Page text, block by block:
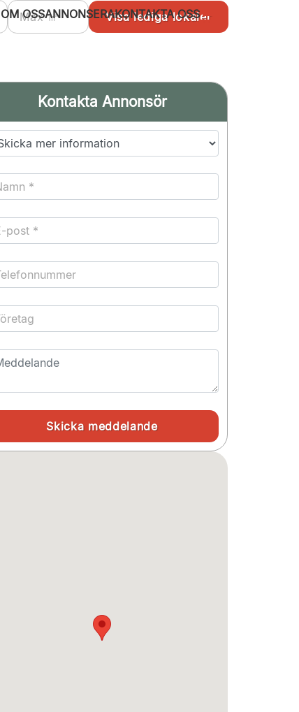
OM OSSANNONSERAKONTAKTA OSS
Kontakta Annonsör